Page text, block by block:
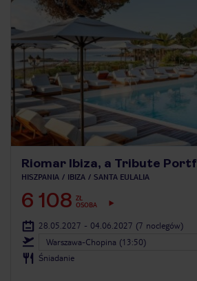
Riomar Ibiza, a Tribute
HISZPANIA IBIZA SANTA EULALIA
6 108 ZŁ
OSOBA
28.05.2027 - 04.06.2027 (7 noclegów)
Warszawa-Chopina (13:50)
Śniadanie